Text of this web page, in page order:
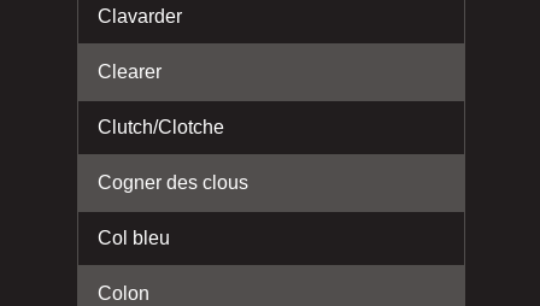
Clavarder
Clearer
Clutch/Clotche
Cogner des clous
Col bleu
Colon